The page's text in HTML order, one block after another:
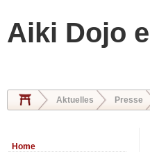
Aiki Dojo
Aktuelles Presse
Home